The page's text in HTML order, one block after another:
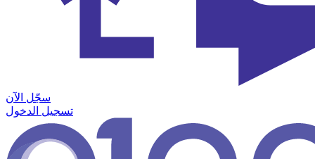
سجّل الآن
تسجيل الدخول